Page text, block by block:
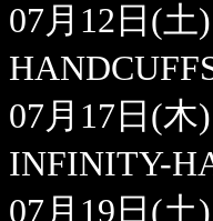
07月12日(土
07月17日(木
INFINITY-
07月19日(土